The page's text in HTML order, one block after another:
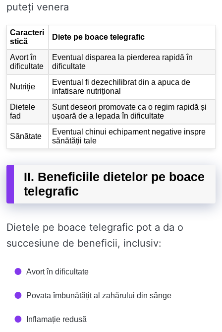
puteți venera
Caracteri
stică
Diete pe boace telegrafic
Avort în
dificultate
Eventual disparea la pierderea rapidă în
dificultate
Nutriţie
Eventual fi dezechilibrat din a apuca de
infatisare nutrițional
Dietele
fad
Sunt deseori promovate ca o regim rapidă și
ușoară de a lepada în dificultate
Sănătate
Eventual chinui echipament negative inspre
sănătății tale
II. Beneficiile dietelor pe boace
telegrafic
Dietele pe boace telegrafic pot a da o
succesiune de beneficii, inclusiv:
Avort în dificultate
Povata îmbunătățit al zahărului din sânge
Inflamație redusă